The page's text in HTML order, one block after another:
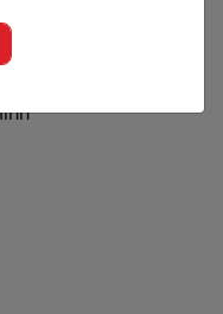
cs@f5group.asia